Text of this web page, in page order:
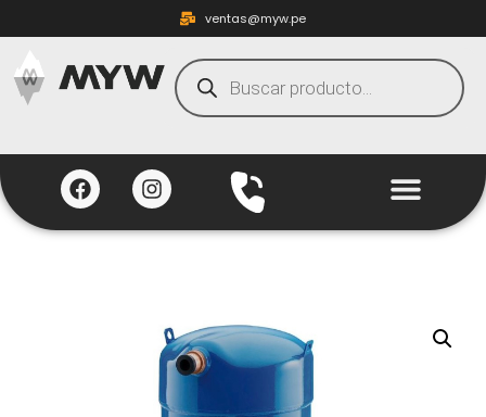
ventas@myw.pe